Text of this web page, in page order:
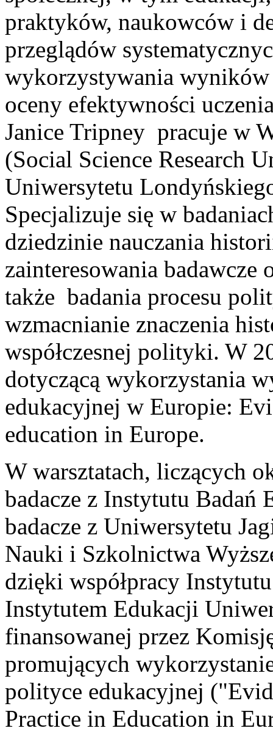
praktyków, naukowców i
przeglądów
wykorzystywania
oceny efektywności
Janice Tripney pracuje w
(Social Science Research
Uniwersytetu
Specjalizuje się w
dziedzinie nauczania
zainteresowania
także badania procesu
wzmacnianie znaczenia
współczesnej polityki. W
dotyczącą wykorzystania
edukacyjnej w Europie:
education in Europe.
W warsztatach, liczących
badacze z Instytutu
badacze z Uniwersytetu
Nauki i Szkolnictwa
dzięki współpracy
Instytutem Edukacji
finansowanej przez
promujących
polityce edukacyjnej
Practice in Education in